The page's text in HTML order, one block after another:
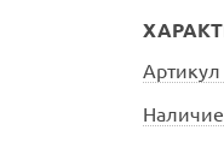
Артикул